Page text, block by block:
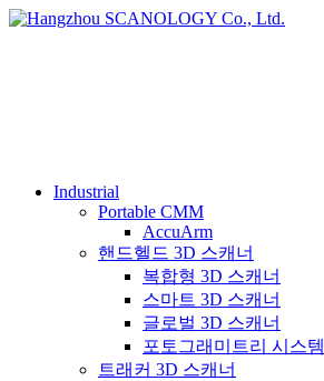
Industrial
Portable CMM
AccuArm
핸드헬드 3D 스캐너
복합형 3D 스캐너
스마트 3D 스캐너
글로벌 3D 스캐너
포토그래미트리 시스템
트래커 3D 스캐너